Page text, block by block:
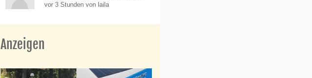
vor 3 Stunden von laila
Anzeigen